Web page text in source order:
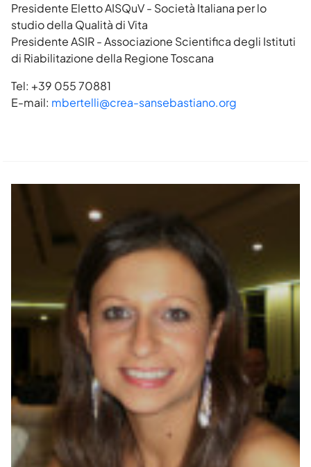
Presidente Eletto AISQuV - Società Italiana per lo
studio della Qualità di Vita
Presidente ASIR - Associazione Scientifica degli Istituti
di Riabilitazione della Regione Toscana
Tel: +39 055 70881
E-mail: mbertelli@crea-sansebastiano.org